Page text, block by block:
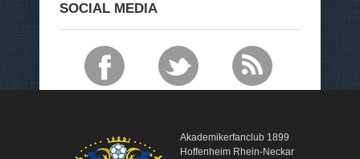
SOCIAL MEDIA
Akademikerfanclub 1899
Hoffenheim Rhein-Neckar